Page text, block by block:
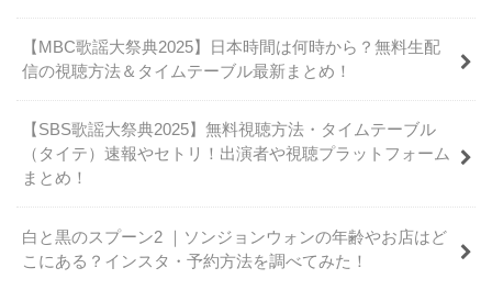
【MBC歌謡大祭典2025】日本時間は何時から？無料生配
信の視聴方法＆タイムテーブル最新まとめ！
【SBS歌謡大祭典2025】無料視聴方法・タイムテーブル
（タイテ）速報やセトリ！出演者や視聴プラットフォーム
まとめ！
白と黒のスプーン2 ｜ソンジョンウォンの年齢やお店はど
こにある？インスタ・予約方法を調べてみた！